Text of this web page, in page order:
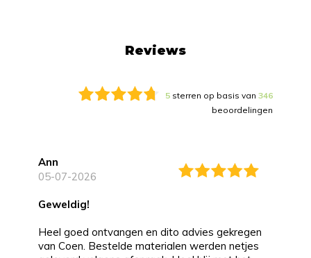
Reviews
5 sterren op basis van 346
beoordelingen
Ann
05-07-2026
Geweldig!
Heel goed ontvangen en dito advies gekregen
van Coen. Bestelde materialen werden netjes